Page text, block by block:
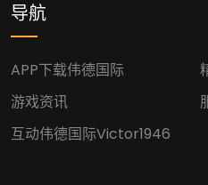
导航
APP下载伟德国际
游戏资讯
互动伟德国际victor1946